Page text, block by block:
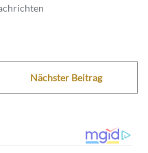
Nächster Beitrag